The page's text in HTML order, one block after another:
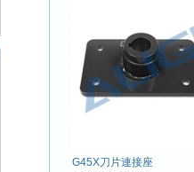
G45X刀片連接座